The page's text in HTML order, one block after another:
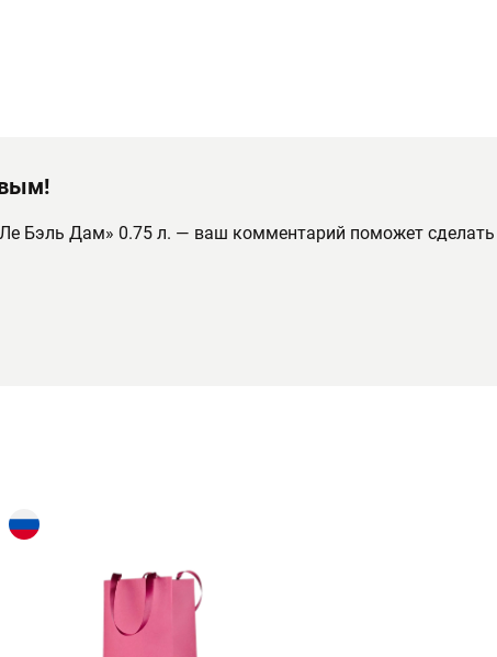
Бэль Дам» 0.75 л. — ваш комментарий поможет сделать